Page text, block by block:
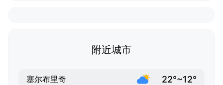
附近城市
塞尔布里奇 22°~12°